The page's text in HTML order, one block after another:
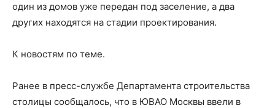
один из домов уже передан под заселение, а два
других находятся на стадии проектирования.
К новостям по теме.
Ранее в пресс-службе Департамента строительства
столицы сообщалось, что в ЮВАО Москвы ввели в